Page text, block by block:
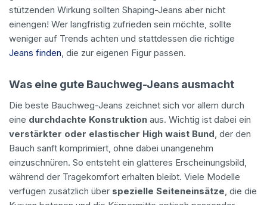
stützenden Wirkung sollten Shaping-Jeans aber nicht
einengen! Wer langfristig zufrieden sein möchte, sollte
weniger auf Trends achten und stattdessen die richtige
Jeans finden, die zur eigenen Figur passen.
Was eine gute Bauchweg-Jeans ausmacht
Die beste Bauchweg-Jeans zeichnet sich vor allem durch
eine durchdachte Konstruktion aus. Wichtig ist dabei ein
verstärkter oder elastischer High waist Bund, der den
Bauch sanft komprimiert, ohne dabei unangenehm
einzuschnüren. So entsteht ein glatteres Erscheinungsbild,
während der Tragekomfort erhalten bleibt. Viele Modelle
verfügen zusätzlich über spezielle Seiteneinsätze, die die